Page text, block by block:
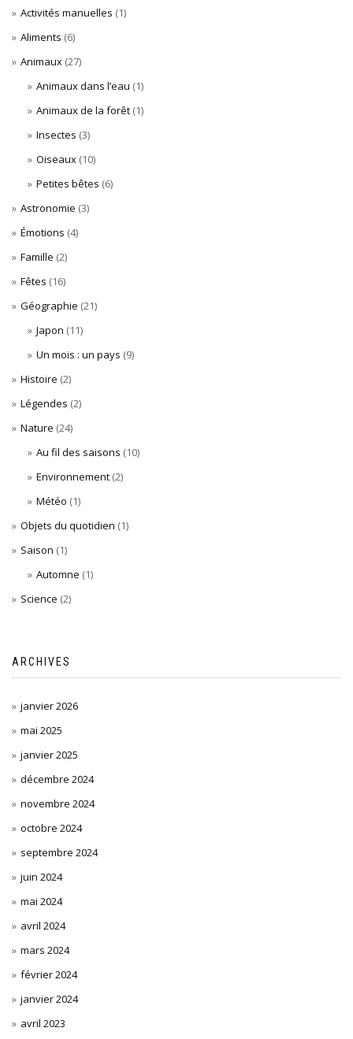
Activités manuelles (1)
Aliments (6)
Animaux (27)
Animaux dans l’eau (1)
Animaux de la forêt(1)
Insectes (3)
Oiseaux(10)
Petites bêtes (6)
Astronomie (3)
Émotions (4)
Famille (2)
Fêtes (16)
Géographie (21)
Japon (11)
Un mois : un pays (9)
Histoire (2)
Légendes (2)
Nature (24)
Au fil des saisons (10)
Environnement(2)
Météo (1)
Objets du quotidien (1)
Saison (1)
Automne (1)
Science (2)
ARCHIVES
janvier 2026
mai 2025
janvier 2025
décembre 2024
novembre 2024
octobre 2024
septembre 2024
juin 2024
mai 2024
avril 2024
mars 2024
février 2024
janvier 2024
avril 2023